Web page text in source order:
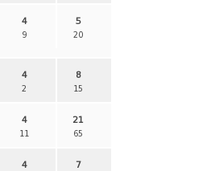
4
9
5
20
4
2
8
15
4
11
21
65
4 7